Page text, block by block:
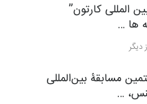
المللی کارتون”
ها …
مسابقۀ بین‌المللی
…